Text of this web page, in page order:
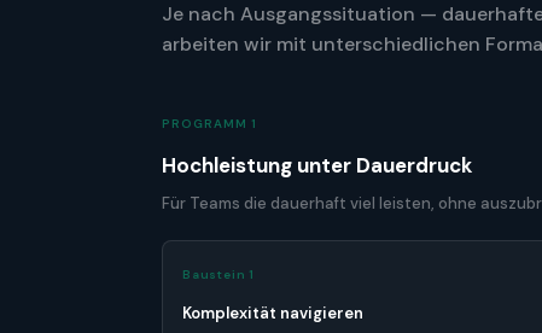
Je nach Ausgangssituation —
arbeiten wir mit unterschiedlichen
PROGRAMM 1
Hochleistung unter Dauerdruck
Für Teams die dauerhaft viel leisten, ohne
Baustein 1
Komplexität navigieren